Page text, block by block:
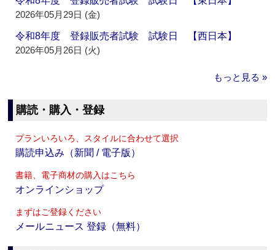
2026年05月29日 (金)
令和8年度 登録販売者試験 試験日 【西日本】
2026年05月26日 (火)
もっと見る »
購読・購入・登録
プランいろいろ、スタイルに合わせて選択
購読申込み（新聞 / 電子版）
書籍、電子商材の購入はこちら
オンラインショップ
まずはご登録ください
メールニュース 登録（無料）